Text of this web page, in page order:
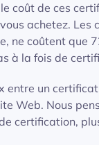
coût de ces
achetez. Les
ne coûtent que
à la fois de
entre un
Web. Nous
certification,